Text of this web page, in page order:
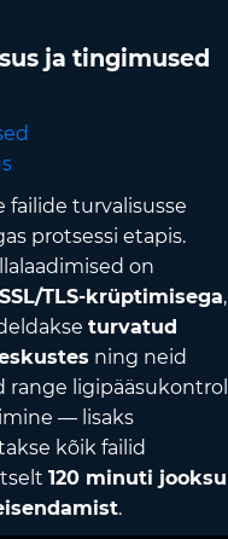
ja tingimused
failide turvalisusse
protsessi etapis.
on
SSL/TLS-krüptimisega,
turvatud
ning neid
range ligipääsukontroll
— lisaks
kõik failid
120 minuti jooksul
.